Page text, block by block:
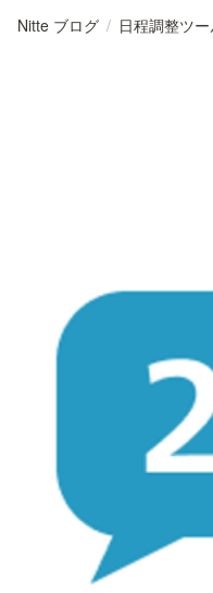
Nitte ブログ / 日程調整ツ